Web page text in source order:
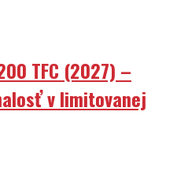
TFC (2027) –
v limitovanej